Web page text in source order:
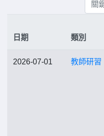
日期 類別
2026-07-01 教師研習